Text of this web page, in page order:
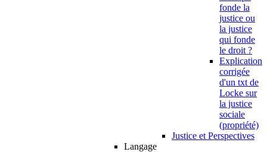
fonde la
justice ou
la justice
qui fonde
le droit ?
Explication
corrigée
d'un txt de
Locke sur
la justice
sociale
(propriété)
Justice et Perspectives
Langage